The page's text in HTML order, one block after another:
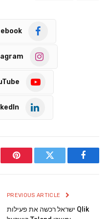
Facebook
Twitter
Qlik ישראל רכשה את פעילות